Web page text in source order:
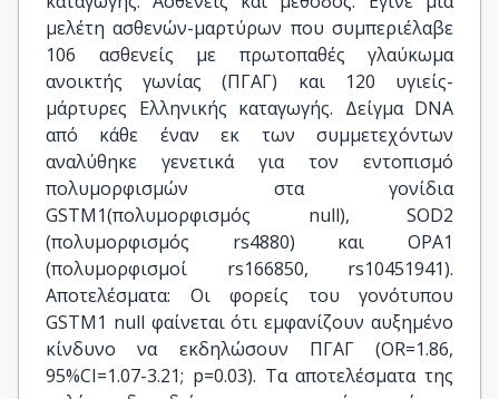
μελέτη ασθενών-μαρτύρων που συμπεριέλαβε
106 ασθενείς με πρωτοπαθές γλαύκωμα
ανοικτής γωνίας (ΠΓΑΓ) και 120 υγιείς-
μάρτυρες Ελληνικής καταγωγής. Δείγμα DNA
από κάθε έναν εκ των συμμετεχόντων
αναλύθηκε γενετικά για τον εντοπισμό
πολυμορφισμών στα γονίδια
GSTM1(πολυμορφισμός null), SOD2
(πολυμορφισμός rs4880) και OPA1
(πολυμορφισμοί rs166850, rs10451941).
Αποτελέσματα: Οι φορείς του γονότυπου
GSTM1 null φαίνεται ότι εμφανίζουν αυξημένο
κίνδυνο να εκδηλώσουν ΠΓΑΓ (OR=1.86,
95%CI=1.07-3.21; p=0.03). Τα αποτελέσματα της